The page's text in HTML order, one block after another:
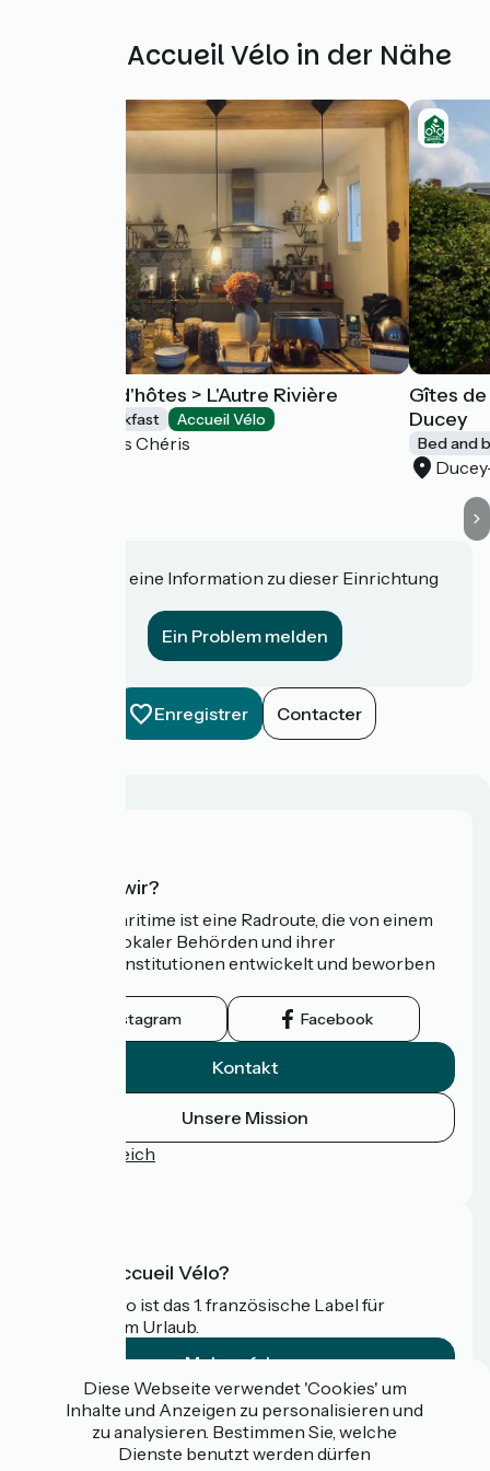
Weitere Accueil Vélo in der Nähe
Chambres d'hôtes > L'Autre Rivière
Bed and breakfast Accueil Vélo
Ducey-Les Chéris
Gîtes de
Ducey
Bed and
Haben Sie eine Information zu dieser Einrichtung
Ein Problem melden
Enregistrer Contacter
Wer sind wir?
Die Vélomaritime ist eine Radroute, die von einem
Netzwerk lokaler Behörden und ihrer
Tourismusinstitutionen entwickelt und beworben
Instagram Facebook
Kontakt
Unsere Mission
Pressebereich
Was ist Accueil Vélo?
Accueil Vélo ist das 1. französische Label für
Radfahrer im Urlaub.
Mehr erfahren
Gefördert im Rahmen von Destination France
Diese Webseite verwendet 'Cookies' um
Inhalte und Anzeigen zu personalisieren und
zu analysieren. Bestimmen Sie, welche
Dienste benutzt werden dürfen